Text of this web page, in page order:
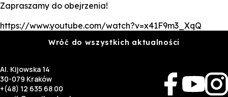
Zapraszamy do obejrzenia!
https://www.youtube.com/watch?v=x41F9m3_XqQ
Wróć do wszystkich aktualności
Al. Kijowska 14
30-079 Kraków
+(48) 12 635 68 00